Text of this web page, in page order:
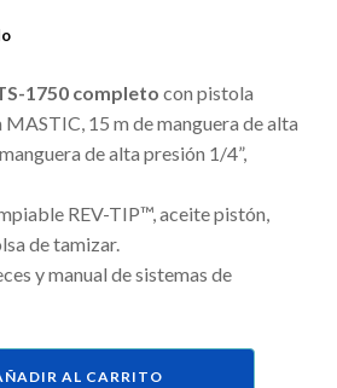
1750 completo con pistola
15 m de manguera de alta
de alta presión 1/4”,
REV-TIP™, aceite pistón,
de tamizar.
y manual de sistemas de
AL CARRITO